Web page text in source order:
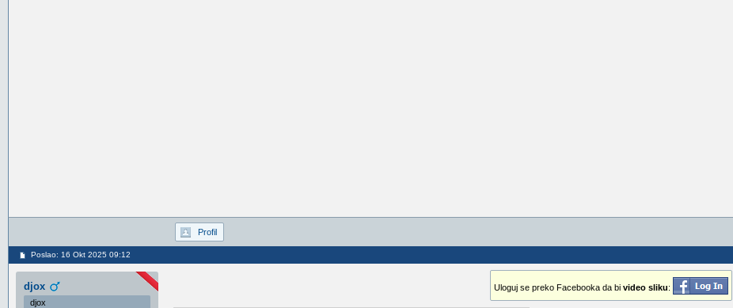
Profil
Poslao: 16 Okt 2025 09:12
djox
djox
Uloguj se preko Facebooka da bi video sliku: